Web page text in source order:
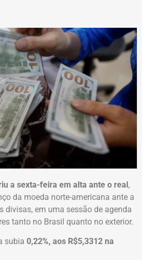
a sexta-feira em alta ante o real,
da moeda norte-americana ante a
divisas, em uma sessão de agenda
tanto no Brasil quanto no exterior.
subia 0,22%, aos R$5,3312 na